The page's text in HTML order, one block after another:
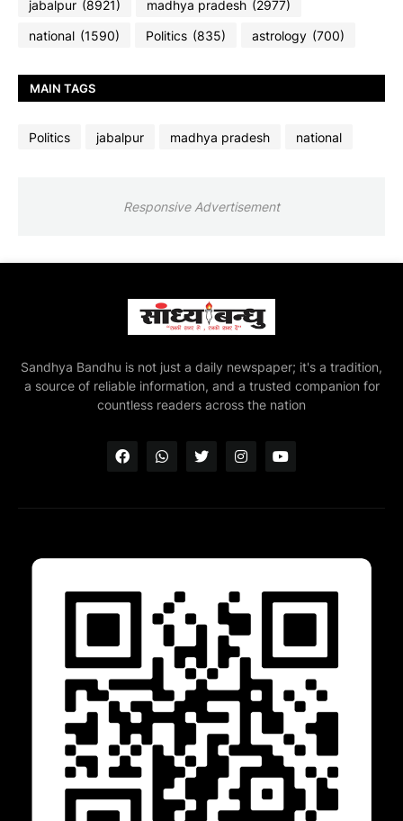
jabalpur (8921) madhya pradesh (2977)
national (1590) Politics (835) astrology (700)
MAIN TAGS
Politics jabalpur madhya pradesh national
Responsive Advertisement
Sandhya Bandhu is not just a daily newspaper; it's a tradition,
a source of reliable information, and a trusted companion for
countless readers across the nation